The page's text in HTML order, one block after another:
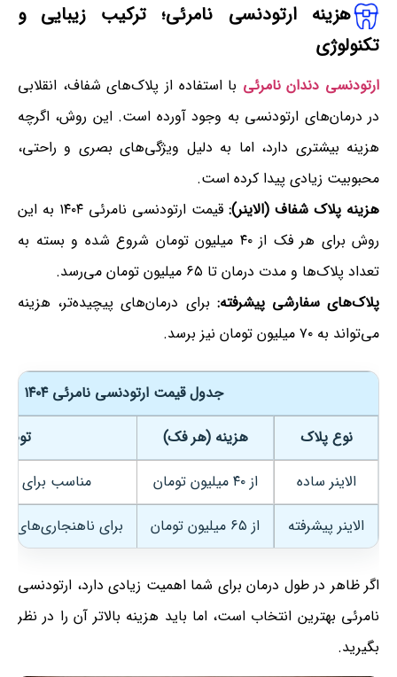
هزینه ارتودنسی نامرئی؛ترکیب زیبایی و
تکنولوژی
ارتودنسی دندان نامرئی با استفاده از پلاک‌های شفاف، انقلابی
در درمان‌های ارتودنسی به وجود آورده است. این روش، اگرچه
هزینه بیشتری دارد، اما به دلیل ویژگی‌های بصری و راحتی،
محبوبیت زیادی پیدا کرده است.
هزینه پلاک شفاف (الاینر):
قیمت ارتودنسی نامرئی ۱۴۰۴ به این
روش برای هر فک از ۴۰ میلیون تومان شروع شده و بسته به
تعداد پلاک‌ها و مدت درمان تا ۶۵ میلیون تومان می‌رسد.
پلاک‌های سفارشی پیشرفته: برای درمان‌های پیچیده‌تر، هزینه
می‌تواند به ۷۰ میلیون تومان نیز برسد.
جدول قیمت ارتودنسی نامرئی ۱۴۰۴
نوع پلاک
هزینه (هر فک)
الاینر ساده
از ۴۰ میلیون تومان
مناسب برای
الاینر پیشرفته
از ۶۵ میلیون تومان برای ناهنجاری‌های
اگر ظاهر در طول درمان برای شما اهمیت زیادی دارد، ارتودنسی
نامرئی بهترین انتخاب است، اما باید هزینه بالاتر آن را در نظر
بگیرید.